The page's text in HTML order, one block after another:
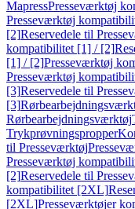
MapressPresseværktøj
Presseværktøj
[2]Reservedele til
kompatibilitet [1] / [2]
[1] / [2]Presseværktøj
Presseværktøj
[3]Reservedele til
[3]
Rørbearbejdningsværktøj
Trykprøvningspropper
til Presseværktøj
Presseværktøj
[2]Reservedele til
kompatibilitet [2XL]
[2XL]Presseværktøjer